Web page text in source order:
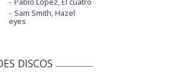
Sam Smith, Hazel
eyes
DISCOS